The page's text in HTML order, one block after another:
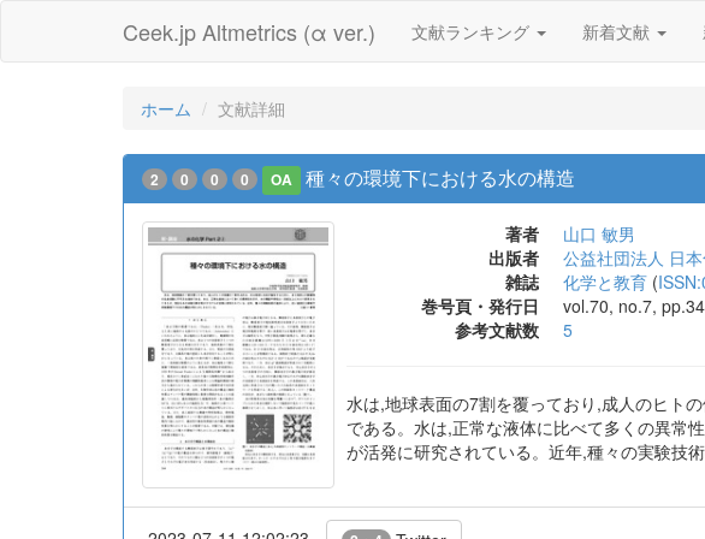
Ceek.jp Altmetrics (α ver.) 文献ランキング 新着文献
ホーム 文献詳細
2 0 0 0 OA 種々の環境下における水の構造
著者
山口 敏男
出版者
公益社団法人 日
雑誌
化学と教育 (
巻号頁・発行日
vol.70, no.7,
参考文献数
5
水は,地球表面の7割を覆っており,成人のヒト
である。水は,正常な液体に比べて多くの異常
が活発に研究されている。近年,種々の実験技